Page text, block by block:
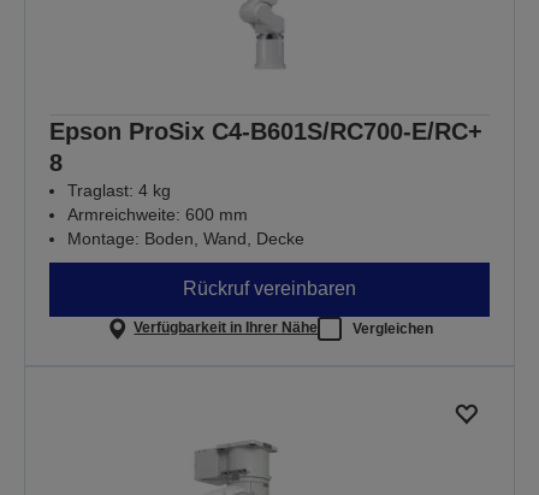
Epson ProSix C4-B601S/RC700-E/RC+
8
Traglast: 4 kg
Armreichweite: 600 mm
Montage: Boden, Wand, Decke
Rückruf vereinbaren
Verfügbarkeit in Ihrer Nähe Vergleichen